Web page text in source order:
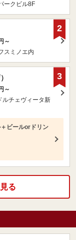
ークビル8F
～
スミノエ内
2
～
ルチェヴィータ新
ビールorドリン
3
る